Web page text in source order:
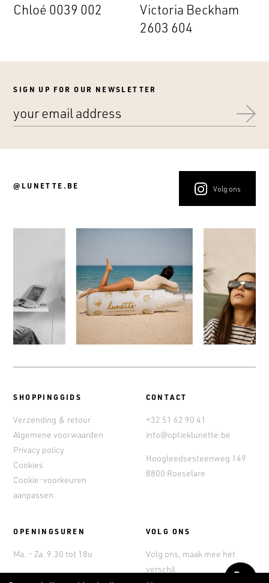
Chloé 0039 002
Victoria Beckham
2603 604
SIGN UP FOR OUR NEWSLETTER
@LUNETTE.BE Volg ons
SHOPPINGGIDS
Verzending & retour
Algemene voorwaarden
Privacy policy
Cookies
Cookie-voorkeuren
aanpassen
CONTACT
+32 51 62 90 41
info@optieklunette.be
Hoogleedsesteenweg 149
8800 Roeselare
OPENINGSUREN
Ma. - Za. 9.30 tot 18u
VOLG ONS
Volg ons, maak mee het
verschil